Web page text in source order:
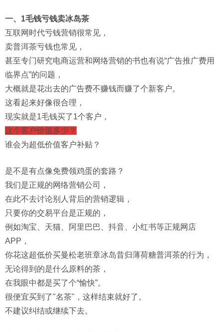
一、1毛钱亏钱卖冰岛茶
互联网时代亏钱营销很常见，
卖普洱茶亏钱也常见，
甚至专门研究电商运营和网络营销的书也有说“广告推广费用
临界点”的问题，
大概就是花出去的广告费不赚钱而赚了个新客户。
这看起来好像很合理，
现实就是1毛钱买了1个客户，
这个客户价值多少？
谁会为超低价值客户补贴？
是不是有点像免费领鸡蛋的套路？
我们是正规的网络营销公司
，
在此不去讨论别人背后的营销逻辑，
只要你的交易平台是正规的，
例如淘宝、天猫、阿里巴巴、抖音、小红书等正规网店
APP，
你花这超低价买曼松老班章冰岛昔归薄荷糖普洱茶的行为，
无论得到的是什么原料的茶，
在我眼中都是买了个“愉快”。
很便宜买到了"名茶"，这样结束就好了。
不建议纠结或继续下去。